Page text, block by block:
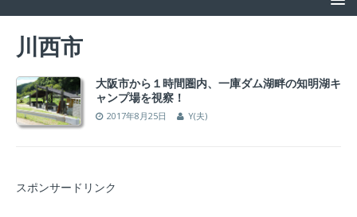
川西市
大阪市から１時間圏内、一庫ダム湖畔の知明湖キ
ャンプ場を視察！
2017年8月25日 Y(夫)
スポンサードリンク